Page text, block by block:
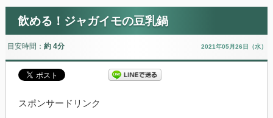
飲める！ジャガイモの豆乳鍋
目安時間： 約 4分 2021年05月26日（水）
スポンサードリンク